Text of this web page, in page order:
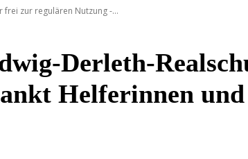
frei zur regulären Nutzung -...
Derleth-
Helferinnen